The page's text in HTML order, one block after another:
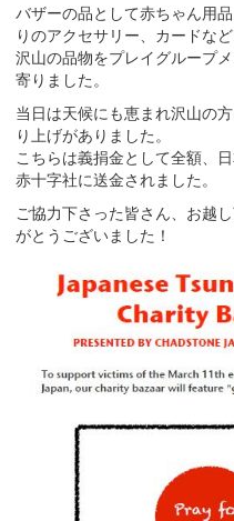
バザーの品として赤ちゃん用
りのアクセサリー、カードなど
沢山の品物をプレイグループ
寄りました。
当日は天候にも恵まれ沢山の
り上げがありました。
こちらは義捐金として全額、
赤十字社に送金されました。
ご協力下さった皆さん、お越
がとうございました！